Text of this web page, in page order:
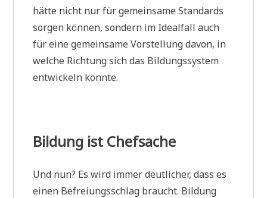
hätte nicht nur für gemeinsame Standards
sorgen können, sondern im Idealfall auch
für eine gemeinsame Vorstellung davon, in
welche Richtung sich das Bildungssystem
entwickeln könnte.
Bildung ist Chefsache
Und nun? Es wird immer deutlicher, dass es
einen Befreiungsschlag braucht. Bildung